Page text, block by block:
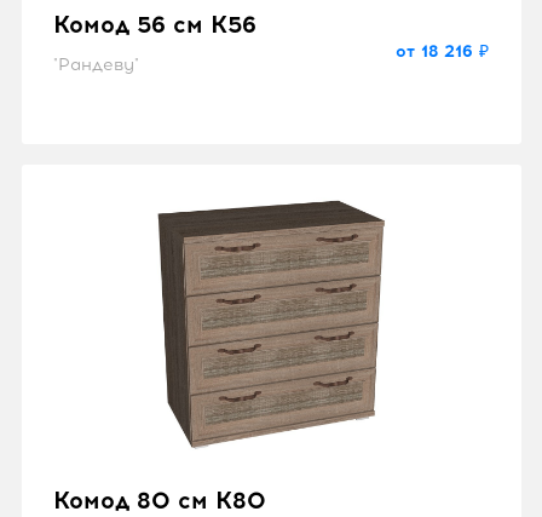
Комод 56 см K56
"Рандеву"
от 18 216 ₽
Комод 80 см K80